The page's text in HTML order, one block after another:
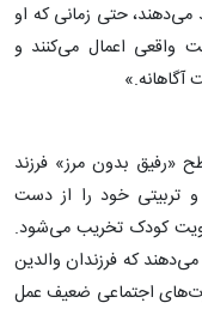
می‌دهند، حتی زمانی که او
واقعی اعمال می‌کنند و
آگاهانه.»
«رفیق بدون مرز» فرزند
و تربیتی خود را از دست
کودک تخریب می‌شود.
که فرزندان والدین
اجتماعی ضعیف عمل